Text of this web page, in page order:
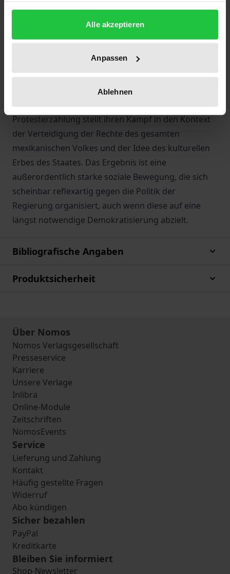
gesammelt haben.
Alle akzeptieren
Anpassen
Ablehnen
und beeinflussen das Leben vieler Oaxacaner - auch
durch häufige Straßenblockaden und Streiks, die zu
Bildungsdefiziten bei Kindern führen. Die Einbettung
der Lehrer in die Gesellschaft und ihre
Protesterzählung stellt ihren Kampf in den Kontext
der Verteidigung der Rechte des gesamten
mexikanischen Volkes und der Idee des kulturellen
Erbes des Staates. Das Ergebnis ist eine
außerordentlich starke soziale Bewegung, die sich
scheinbar reflexartig gegen die Politik der
Regierung organisiert, auch wenn diese auf eine
längst notwendige Demokratisierung abzielt.
Bibliografische Angaben
Produktsicherheit
Über Nomos
Nomos Verlagsgesellschaft
Presseservice
Karriere
Unsere Verlage
Inlibra
Online-Module
Zeitschriften
NomosEvents
Service
Lieferung und Zahlung
Kontakt
Häufig gestellte Fragen
Widerruf
Abo kündigen
Sicher bezahlen
PayPal
Kreditkarte
Bleiben Sie informiert
Shop-Newsletter